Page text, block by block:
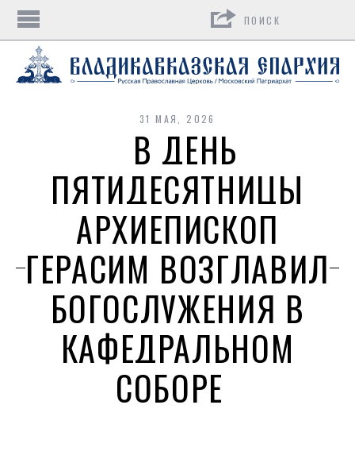
31 МАЯ, 2026
В ДЕНЬ
ПЯТИДЕСЯТНИЦЫ
АРХИЕПИСКОП
ГЕРАСИМ ВОЗГЛАВИЛ
БОГОСЛУЖЕНИЯ В
КАФЕДРАЛЬНОМ
СОБОРЕ